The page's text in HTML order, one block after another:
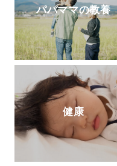
ル・マ
ちゃん
パート
しい国
中。
パパママの教養
健康